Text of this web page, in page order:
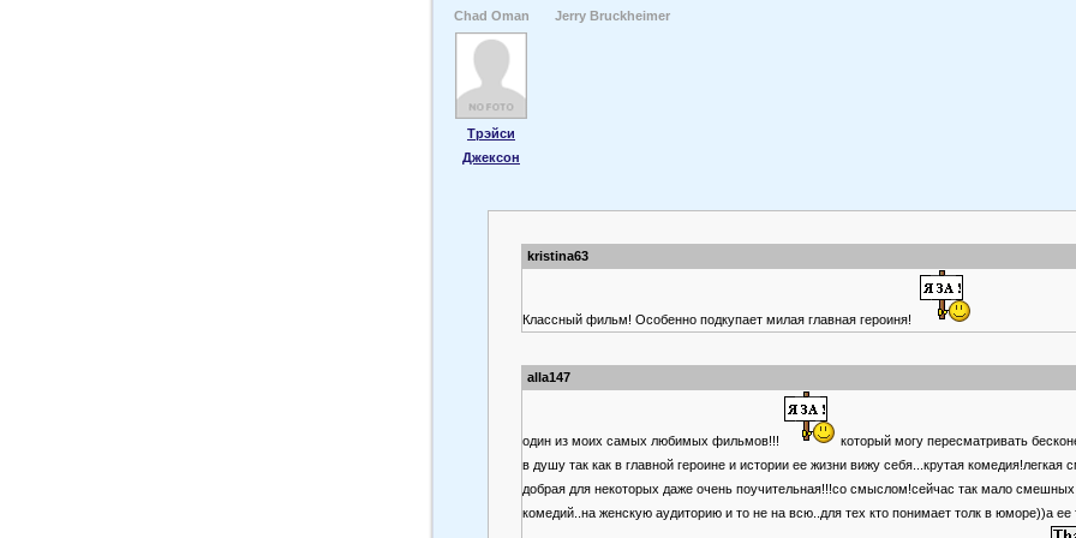
Chad Oman Jerry Bruckheimer
Трэйси
Джексон
kristina63
Классный фильм! Особенно подкупает милая главная героиня!
alla147
один из моих самых любимых фильмов!!!
который могу пересматривать
в душу так как в главной героине и истории ее жизни вижу себя...крутая комедия!легкая
добрая для некоторых даже очень поучительная!!!со смыслом!сейчас так мало смешных
комедий..на женскую аудиторию и то не на всю..для тех кто понимает толк в юморе))а ее